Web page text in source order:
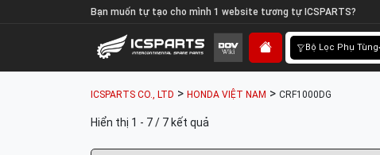
Bạn muốn tự tạo cho mình 1 website tương tự ICSPARTS?
Bộ Lọc Phụ Tùng
ICSPARTS CO., LTD > HONDA VIỆT NAM > CRF1000DG
Hiển thị 1 - 7 / 7 kết quả